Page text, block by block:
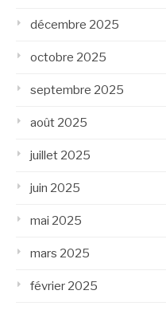
décembre 2025
octobre 2025
septembre 2025
août 2025
juillet 2025
juin 2025
mai 2025
mars 2025
février 2025